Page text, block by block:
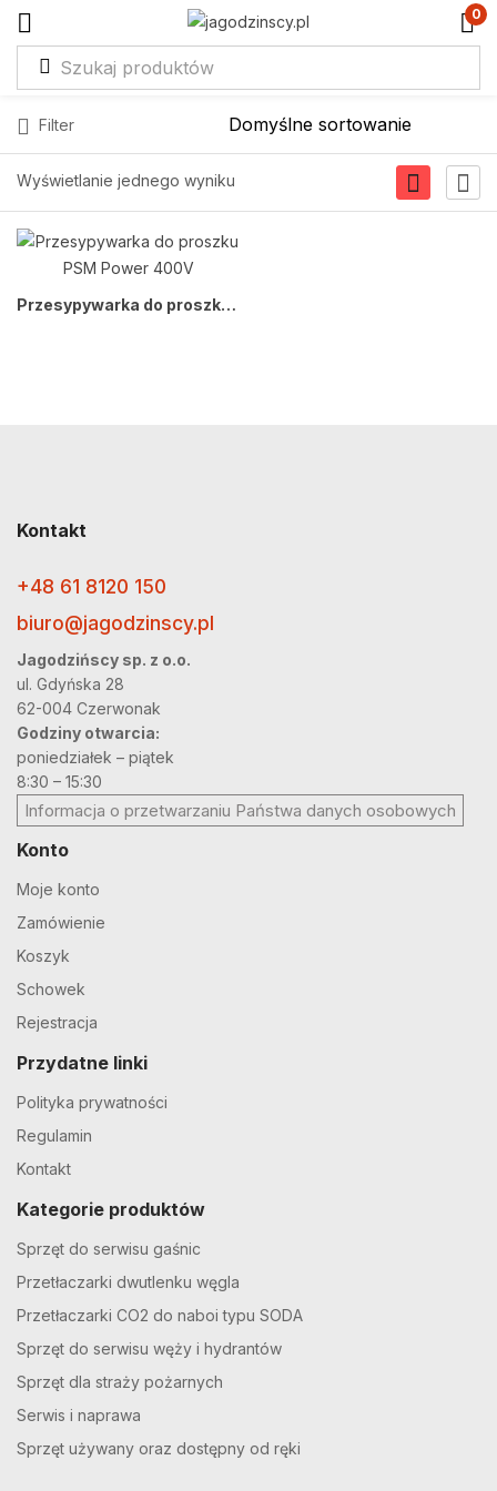
0
Wyświetlanie jednego wyniku
Filter
Przesypywarka do proszku PSM Power 400V
Kontakt
+48 61 8120 150
biuro@jagodzinscy.pl
Jagodzińscy sp. z o.o.
ul. Gdyńska 28
62-004 Czerwonak
Godziny otwarcia:
poniedziałek – piątek
8:30 – 15:30
Informacja o przetwarzaniu Państwa danych osobowych
Konto
Moje konto
Zamówienie
Koszyk
Schowek
Rejestracja
Przydatne linki
Polityka prywatności
Regulamin
Kontakt
Kategorie produktów
Sprzęt do serwisu gaśnic
Przetłaczarki dwutlenku węgla
Przetłaczarki CO2 do naboi typu SODA
Sprzęt do serwisu węży i hydrantów
Sprzęt dla straży pożarnych
Serwis i naprawa
Sprzęt używany oraz dostępny od ręki